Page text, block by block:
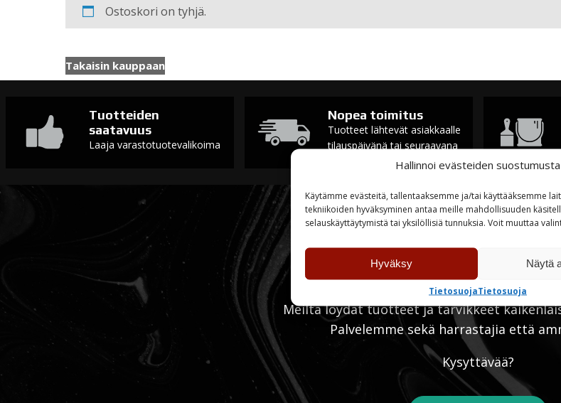
Hallinnoi evästeiden suostumusta
Käytämme evästeitä, tallentaaksemme ja/tai käyttääksemme
tekniikoiden hyväksyminen antaa meille mahdollisuuden
selauskäyttäytymistä tai yksilöllisiä tunnuksia. Voit muuttaa
Hyväksy Näytä
TietosuojaTietosuoja
Ostoskori on tyhjä.
Takaisin kauppaan
Tuotteiden
saatavuus
Laaja varastotuotevalikoima
Nopea toimitus
Tuotteet lähtevät asiakkaalle
tilauspäivänä tai seuraavana
Meiltä löydät tuotteet ja tarvikkeet
Palvelemme sekä harrastajia että
Kysyttävää?